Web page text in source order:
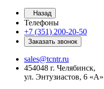
Назад
Телефоны
+7 (351) 200-20-50
Заказать звонок
sales@tcntr.ru
454048 г. Челябинск,
ул. Энтузиастов, 6 «А»